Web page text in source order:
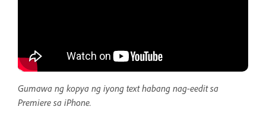
Gumawa ng kopya ng iyong text habang nag-eedit sa
Premiere sa iPhone.